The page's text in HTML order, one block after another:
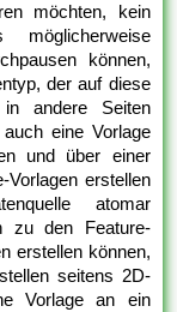
möchten, kein
können,
der auf diese
andere Seiten
eine Vorlage
und über einer
Vorlagen erstellen
atomar
zu den Feature-
erstellen können,
seitens 2D-
Vorlage an ein